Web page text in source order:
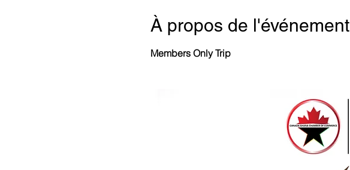
À propos de l'événement
Members Only Trip